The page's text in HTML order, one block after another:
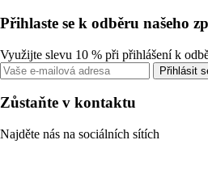
Přihlaste se k odběru našeho
Využijte slevu 10 % při přihlášení k
Přihlásit
Zůstaňte v kontaktu
Najděte nás na sociálních sítích